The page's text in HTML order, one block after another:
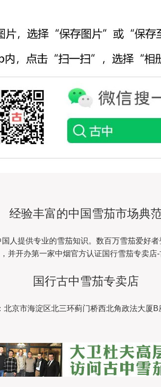
经验丰富的中国雪茄市场典
人提供专业的雪茄知识。数百万雪茄爱好
并开办第一家中烟官方认证国行雪茄专卖店-
国行古中雪茄专卖店
北京市海淀区北三环蓟门桥西北角政法大厦B